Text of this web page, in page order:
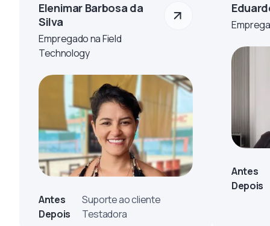
Elenimar Barbosa da
Silva
Empregado na Field
Technology
Antes
Suporte ao cliente
Depois
Testadora
Antes
Depois